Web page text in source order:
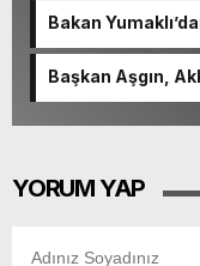
Bakan
Başkan Aşgın,
YORUM YAP